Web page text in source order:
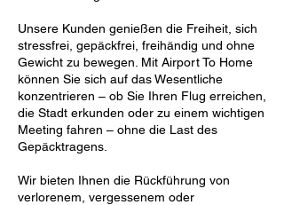
Unsere Kunden genießen die Freiheit, sich
stressfrei, gepäckfrei, freihändig und ohne
Gewicht zu bewegen. Mit Airport To Home
können Sie sich auf das Wesentliche
konzentrieren – ob Sie Ihren Flug erreichen,
die Stadt erkunden oder zu einem wichtigen
Meeting fahren – ohne die Last des
Gepäcktragens.
Wir bieten Ihnen die Rückführung von
verlorenem, vergessenem oder